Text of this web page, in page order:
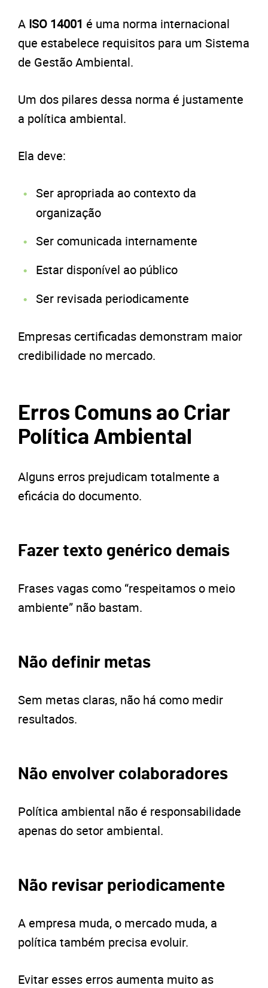
A ISO 14001 é uma norma internacional
que estabelece requisitos para um Sistema
de Gestão Ambiental.
Um dos pilares dessa norma é justamente
a política ambiental.
Ela deve:
Ser apropriada ao contexto da
organização
Ser comunicada internamente
Estar disponível ao público
Ser revisada periodicamente
Empresas certificadas demonstram maior
credibilidade no mercado.
Erros Comuns ao Criar
Política Ambiental
Alguns erros prejudicam totalmente a
eficácia do documento.
Fazer texto genérico demais
Frases vagas como “respeitamos o meio
ambiente” não bastam.
Não definir metas
Sem metas claras, não há como medir
resultados.
Não envolver colaboradores
Política ambiental não é responsabilidade
apenas do setor ambiental.
Não revisar periodicamente
A empresa muda, o mercado muda, a
política também precisa evoluir.
Evitar esses erros aumenta muito as